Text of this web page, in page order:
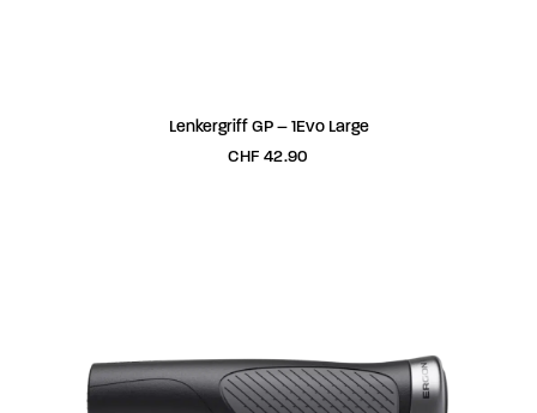
IN DEN WARENKORB
Lenkergriff GP – 1Evo Large
CHF 42.90